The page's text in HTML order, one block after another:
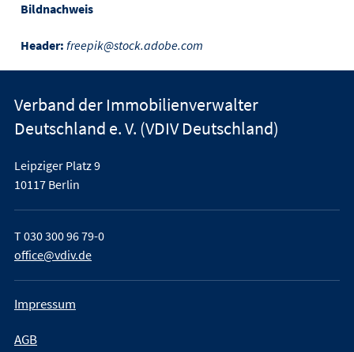
Bildnachweis
Header: freepik@stock.adobe.com
Verband der Immobilienverwalter
Deutschland e. V. (VDIV Deutschland)
Leipziger Platz 9
10117 Berlin
T030 300 96 79-0
office@vdiv.de
Impressum
AGB